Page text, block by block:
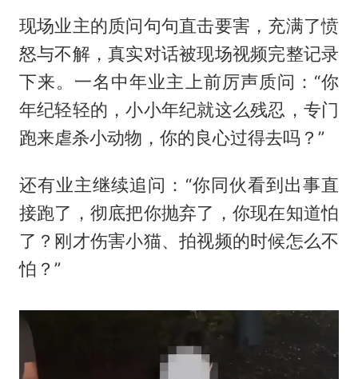
现场业主的质问句句直击要害，充满了愤
怒与不解，真实对话被现场视频完整记录
下来。一名中年业主上前厉声质问：“你
年纪轻轻的，小小年纪就这么残忍，专门
跑来虐杀小动物，你的良心过得去吗？”
还有业主继续追问：“你同伙看到出事直
接跑了，彻底把你抛弃了，你现在知道怕
了？刚才伤害小猫、拍视频的时候怎么不
怕？”